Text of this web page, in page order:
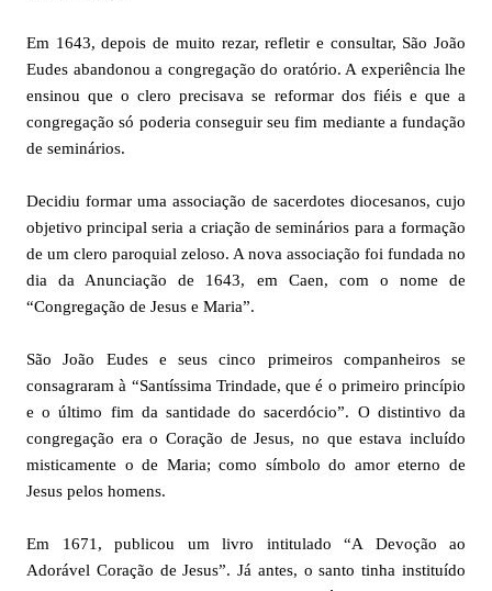
Em 1643, depois de muito rezar, refletir e consultar, São João
Eudes abandonou a congregação do oratório. A experiência lhe
ensinou que o clero precisava se reformar dos fiéis e que a
congregação só poderia conseguir seu fim mediante a fundação
de seminários.
Decidiu formar uma associação de sacerdotes diocesanos, cujo
objetivo principal seria a criação de seminários para a formação
de um clero paroquial zeloso. A nova associação foi fundada no
dia da Anunciação de 1643, em Caen, com o nome de
“Congregação de Jesus e Maria”.
São João Eudes e seus cinco primeiros companheiros se
consagraram à “Santíssima Trindade, que é o primeiro princípio
e o último fim da santidade do sacerdócio”. O distintivo da
congregação era o Coração de Jesus, no que estava incluído
misticamente o de Maria; como símbolo do amor eterno de
Jesus pelos homens.
Em 1671, publicou um livro intitulado “A Devoção ao
Adorável Coração de Jesus”. Já antes, o santo tinha instituído